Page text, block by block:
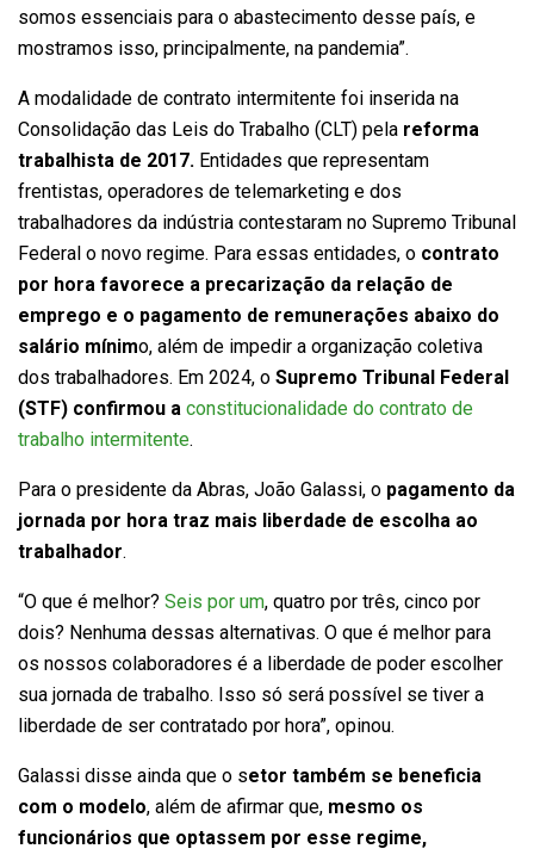
somos essenciais para o abastecimento desse país, e
mostramos isso, principalmente, na pandemia”.
A modalidade de contrato intermitente foi inserida na
Consolidação das Leis do Trabalho (CLT) pela reforma
trabalhista de 2017. Entidades que representam
frentistas, operadores de telemarketing e dos
trabalhadores da indústria contestaram no Supremo Tribunal
Federal o novo regime. Para essas entidades, o contrato
por hora favorece a precarização da relação de
emprego e o pagamento de remunerações abaixo do
salário mínimo, além de impedir a organização coletiva
dos trabalhadores. Em 2024, o Supremo Tribunal Federal
(STF) confirmou a constitucionalidade do contrato de
trabalho intermitente.
Para o presidente da Abras, João Galassi, o pagamento da
jornada por hora traz mais liberdade de escolha ao
trabalhador.
“O que é melhor? Seis por um, quatro por três, cinco por
dois? Nenhuma dessas alternativas. O que é melhor para
os nossos colaboradores é a liberdade de poder escolher
sua jornada de trabalho. Isso só será possível se tiver a
liberdade de ser contratado por hora”, opinou.
Galassi disse ainda que o setor também se beneficia
com o modelo, além de afirmar que, mesmo os
funcionários que optassem por esse regime,